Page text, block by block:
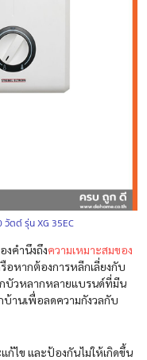
วัตต์ รุ่น XG 35EC
คำนึงถึงความเหมาะสมของ
อหากต้องการหลีกเลี่ยงกับ
บัวหลากหลายแบรนด์ที่มีน
านเพื่อลดความกังวลกับ
ไข และป้องกันไม่ให้เกิดขึ้น